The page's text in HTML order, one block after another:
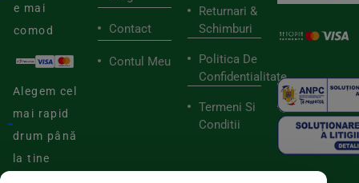
e mai
comod
Alegem cel
mai rapid
drum până
la tine
Contact
Contul Meu
Returnari &
Schimburi
Politica De
Confidentialitate
Termeni Si
Conditii